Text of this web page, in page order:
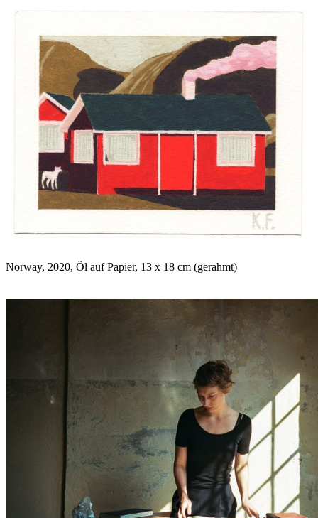
Norway, 2020, Öl auf Papier, 13 x 18 cm (gerahmt)